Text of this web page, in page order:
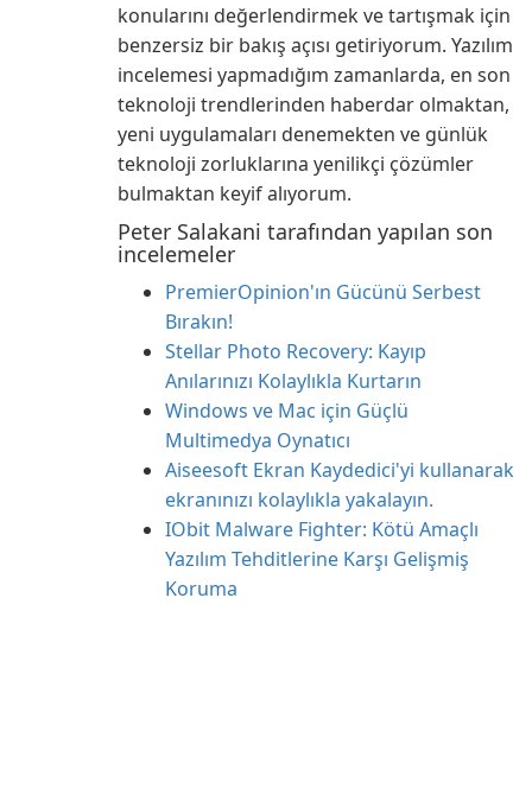
konularını değerlendirmek ve tartışmak için
benzersiz bir bakış açısı getiriyorum. Yazılım
incelemesi yapmadığım zamanlarda, en son
teknoloji trendlerinden haberdar olmaktan,
yeni uygulamaları denemekten ve günlük
teknoloji zorluklarına yenilikçi çözümler
bulmaktan keyif alıyorum.
Peter Salakani tarafından yapılan son
incelemeler
PremierOpinion'ın Gücünü Serbest
Bırakın!
Stellar Photo Recovery: Kayıp
Anılarınızı Kolaylıkla Kurtarın
Windows ve Mac için Güçlü
Multimedya Oynatıcı
Aiseesoft Ekran Kaydedici'yi kullanarak
ekranınızı kolaylıkla yakalayın.
IObit Malware Fighter: Kötü Amaçlı
Yazılım Tehditlerine Karşı Gelişmiş
Koruma